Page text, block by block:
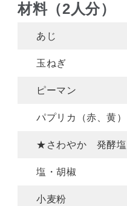
材料（2人分）
あじ
玉ねぎ
ピーマン
パプリカ（赤、黄）
★さわやか 発酵塩
塩・胡椒
小麦粉